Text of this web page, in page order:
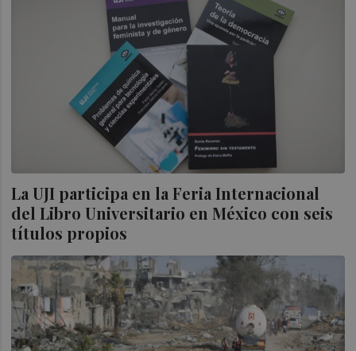
La UJI participa en la Feria Internacional
del Libro Universitario en México con seis
títulos propios